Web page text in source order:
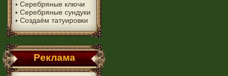
• Серебряные ключи
• Серебряные сундуки
• Создаём татуировки
Реклама